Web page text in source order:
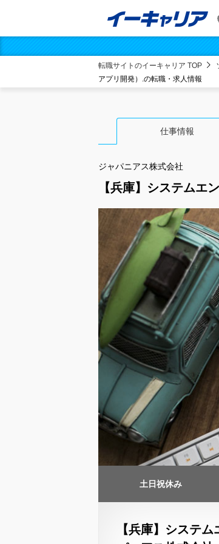
転職サイトのイーキャリア TOP
アプリ開発）.の転職・求人情報
仕事情報
ジャパニアス株式会社
【兵庫】システムエ
土日祝休み
【兵庫】システ